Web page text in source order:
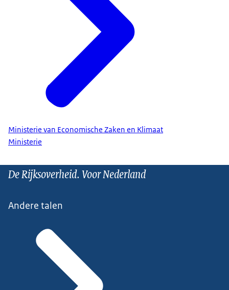
Ministerie van Economische Zaken en Klimaat
Ministerie
De Rijksoverheid. Voor Nederland
Andere talen